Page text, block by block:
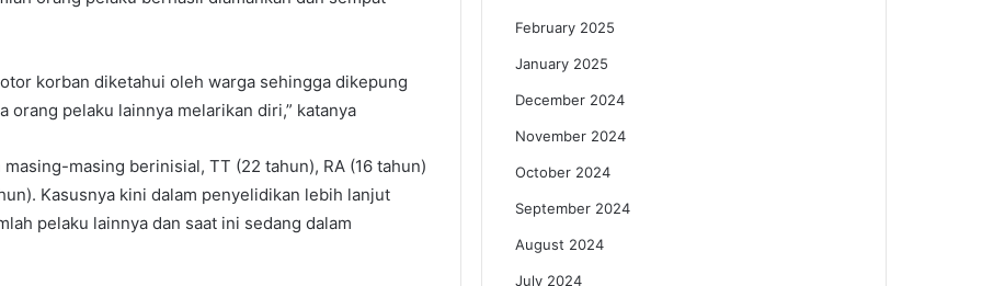
korban diketahui oleh warga sehingga dikepung
pelaku lainnya melarikan diri,” katanya
masing berinisial, TT (22 tahun), RA (16 tahun)
Kasusnya kini dalam penyelidikan lebih lanjut
pelaku lainnya dan saat ini sedang dalam
February 2025
January 2025
December 2024
November 2024
October 2024
September 2024
August 2024
July 2024